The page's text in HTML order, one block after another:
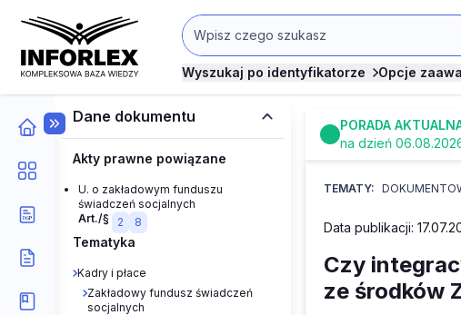
Wyszukaj po identyfikatorze Opcje
Dane dokumentu
Akty prawne powiązane
U. o zakładowym funduszu
świadczeń socjalnych
Art./§
2 8
Tematyka
Kadry i płace
Zakładowy fundusz świadczeń
socjalnych
PORADA
na dzień
TEMATY:
Data publikacji:
Czy
ze środków